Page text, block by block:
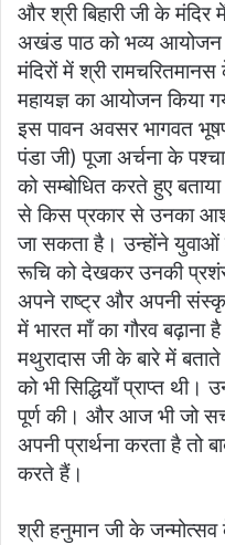
और श्री बिहारी जी के
अखंड पाठ को भव्य आयोजन
मंदिरों में श्री
महायज्ञ का आयोजन किया
इस पावन अवसर भागवत
पंडा जी) पूजा अर्चना के
को सम्बोधित करते हुए
से किस प्रकार से उनका
जा सकता है। उन्होंने
रूचि को देखकर उनकी
अपने राष्ट्र और अपनी
में भारत माँ का गौरव बढ़ाना
मथुरादास जी के बारे में बताते
को भी सिद्धियाँ प्राप्त थी।
पूर्ण की। और आज भी जो
अपनी प्रार्थना करता है तो
करते हैं।
श्री हनुमान जी के